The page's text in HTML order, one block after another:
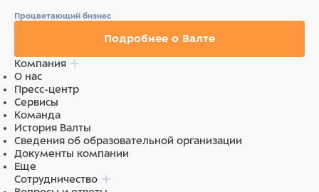
Процветающий бизнес
Подробнее о Валте
Компания
О нас
Пресс-центр
Сервисы
Команда
История Валты
Сведения об образовательной организации
Документы компании
Еще
Сотрудничество